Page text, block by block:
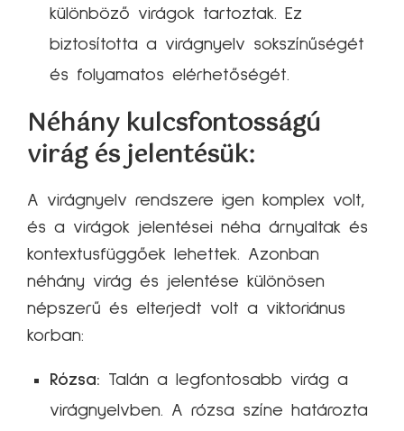
különböző virágok tartoztak. Ez
biztosította a virágnyelv sokszínűségét
és folyamatos elérhetőségét.
Néhány kulcsfontosságú
virág és jelentésük:
A virágnyelv rendszere igen komplex volt,
és a virágok jelentései néha árnyaltak és
kontextusfüggőek lehettek. Azonban
néhány virág és jelentése különösen
népszerű és elterjedt volt a viktoriánus
korban:
Rózsa: Talán a legfontosabb virág a
virágnyelvben. A rózsa színe határozta